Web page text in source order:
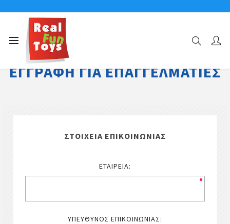
ΕΓΓΡΑΦΉ ΓΙΑ ΕΠΑΓΓΕΛΜΑΤΊΕΣ
ΣΤΟΙΧΕΊΑ ΕΠΙΚΟΙΝΩΝΊΑΣ
ΕΤΑΙΡΕΊΑ:
ΥΠΕΎΘΥΝΟΣ ΕΠΙΚΟΙΝΩΝΊΑΣ: